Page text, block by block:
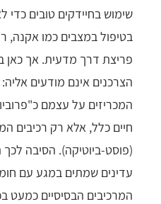
שימוש בחיידקים טובים כדי
בטיפול במצבים כמו אקנה,
פריצת דרך מדעית. אך כאן
הצרכנים אינם מודעים
המכריזים על עצמם
חיים כלל, אלא רק רכיבים
(פוסט-ביוטיקה). הסיבה לכך
עדינים שמתים במגע עם
המרכיבים הבסיסיים כמעט